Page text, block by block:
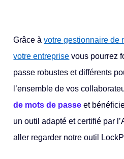
Grâce àvotre gestionnaire de
votre entreprise vous pourrez
passe robustes et différents
l’ensemble de vos
de mots de passe et
un outil adapté et certifié par
aller regarder notre outil